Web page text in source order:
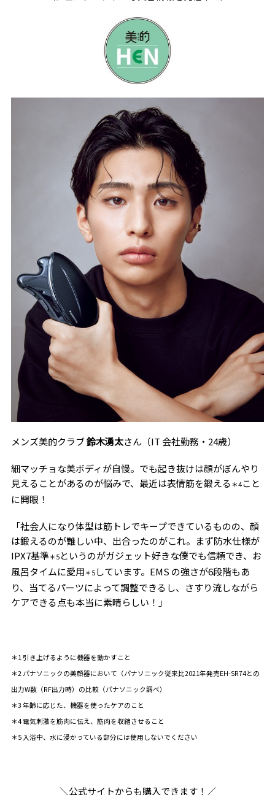
メンズ美的クラブ鈴木湧太さん（IT 会社勤務・24歳）
細マッチョな美ボディが自慢。でも起き抜けは顔がぼんやり
見えることがあるのが悩みで、最近は表情筋を鍛える ＊4こと
に開眼！
「社会人になり体型は筋トレでキープできているものの、顔
は鍛えるのが難しい中、出合ったのがこれ。まず防水仕様が
IPX7基準＊5というのがガジェット好きな僕でも信頼でき、お
風呂タイムに愛用＊5しています。EMS の強さが6段階もあ
り、当てるパーツによって調整できるし、さすり流しながら
ケアできる点も本当に素晴らしい！」
＊1 引き上げるように機器を動かすこと
＊2 パナソニックの美顔器において（パナソニック従来比2021年発売EH-SR74との
出力W数（RF出力時）の比較（パナソニック調べ）
＊3 年齢に応じた、機器を使ったケアのこと
＊4 電気刺激を筋肉に伝え、筋肉を収縮させること
＊5 入浴中、水に浸かっている部分には使用しないでください
＼公式サイトからも購入できます！／